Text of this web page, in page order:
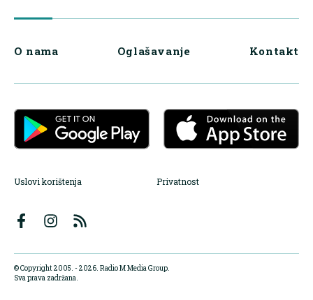
O nama Oglašavanje Kontakt
Uslovi korištenja Privatnost
© Copyright 2005. - 2026. Radio M Media Group.
Sva prava zadržana.